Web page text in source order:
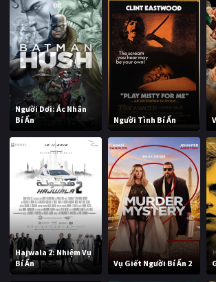
Người Dơi: Ác Nhân
Bí Ẩn
Người Tình Bí Ẩn
Hajwala 2: Nhiệm Vụ
Bí Ẩn
Vụ Giết Người Bí Ẩn 2